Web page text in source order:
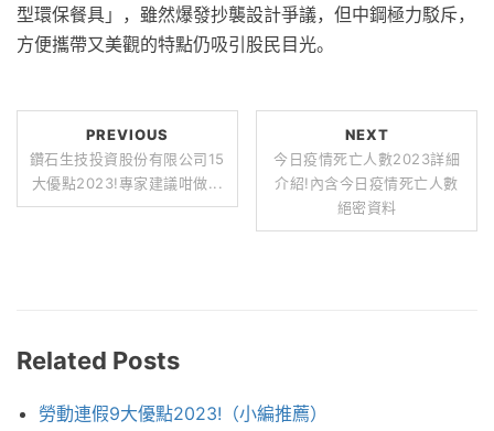
型環保餐具」，雖然爆發抄襲設計爭議，但中鋼極力駁斥，
方便攜帶又美觀的特點仍吸引股民目光。
PREVIOUS
鑽石生技投資股份有限公司15
大優點2023!專家建議咁做...
NEXT
今日疫情死亡人數2023詳細
介紹!內含今日疫情死亡人數
絕密資料
Related Posts
勞動連假9大優點2023!（小編推薦）